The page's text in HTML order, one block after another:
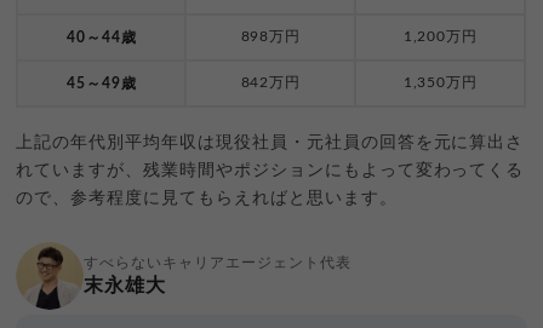
40～44歳 898万円 1,200万円
45～49歳 842万円 1,350万円
上記の年代別平均年収は現役社員・元社員の回答を元に算出さ
れていますが、残業時間やポジションにもよって変わってくる
ので、参考程度に見てもらえればと思います。
すべらないキャリアエージェント代表
末永雄大